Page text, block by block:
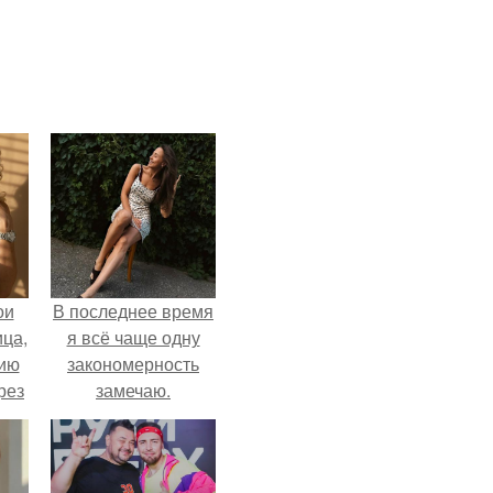
В последнее время
я всё чаще одну
закономерность
замечаю.